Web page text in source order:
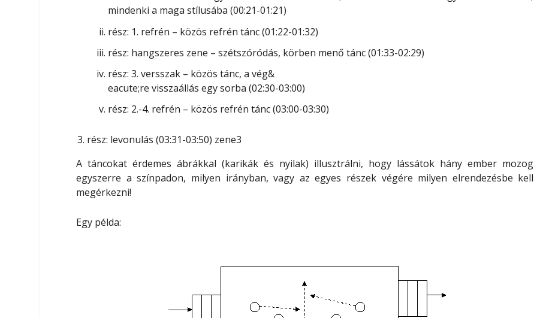
mindenki a maga stílusába (00:21-01:21)
rész: 1. refrén – közös refrén tánc (01:22-01:32)
rész: hangszeres zene – szétszóródás, körben menő tánc (01:33-02:29)
rész: 3. versszak – közös tánc, a vég&
eacute;re visszaállás egy sorba (02:30-03:00)
rész: 2.-4. refrén – közös refrén tánc (03:00-03:30)
rész: levonulás (03:31-03:50) zene3
A táncokat érdemesábrákkal (karikák és nyilak) illusztrálni, hogy lássátok hány ember mozog
egyszerre a színpadon, milyen irányban, vagy az egyes részek végére milyen elrendezésbe kell
megérkezni!
Egy példa: